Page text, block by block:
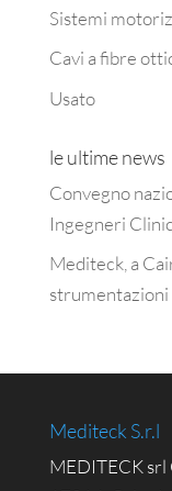
Sistemi
Cavi a fibre
Usato
le ultime news
Convegno
Ingegneri
Mediteck, a
strumentazioni
Mediteck S.r.l
MEDITECK srl